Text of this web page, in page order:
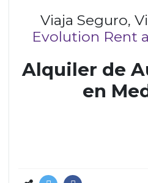
Viaja Seguro,
Evolution Rent
Alquiler de
en